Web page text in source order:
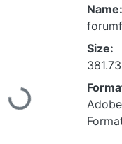
Loading...
Name:
Size: